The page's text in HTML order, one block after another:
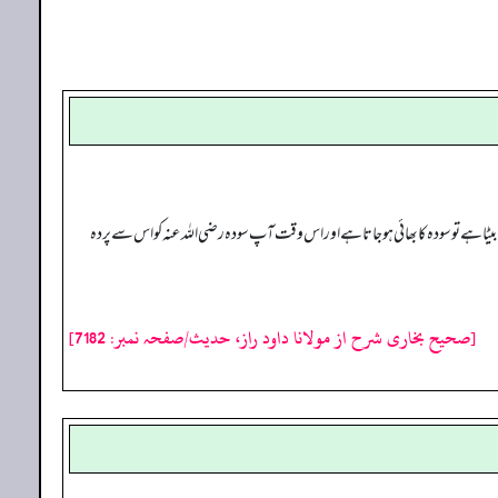
ہے تو سودہ کا بھائی ہو جاتا ہے اور اس وقت آپ سودہ رضی اللہ عنہ کو اس سے پردہ
[صحیح بخاری شرح از مولانا داود راز، حدیث/صفحہ نمبر: 7182]